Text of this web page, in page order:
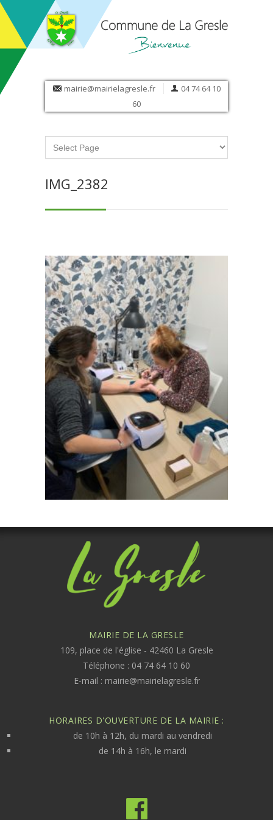
mairie@mairielagresle.fr
04 74 64 10
60
IMG_2382
MAIRIE DE LA GRESLE
109, place de l'église - 42460 La Gresle
Téléphone : 04 74 64 10 60
E-mail : mairie@mairielagresle.fr
HORAIRES D'OUVERTURE DE LA MAIRIE :
de 10h à 12h, du mardi au vendredi
de 14h à 16h, le mardi